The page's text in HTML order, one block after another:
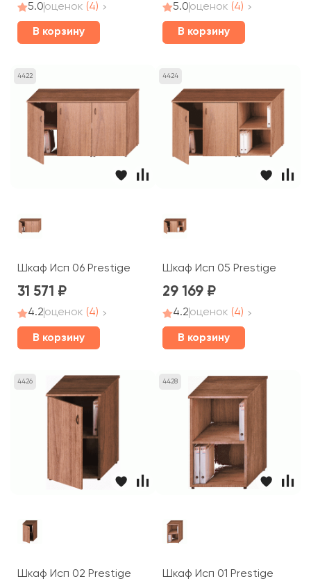
5.0оценок (4)
В корзину
5.0оценок (4)
В корзину
4422
Шкаф Исп 06 Prestige
31 571
4.2оценок (4)
В корзину
4424
Шкаф Исп 05 Prestige
29 169
4.2оценок (4)
В корзину
4426
Шкаф Исп 02 Prestige
4428
Шкаф Исп 01 Prestige